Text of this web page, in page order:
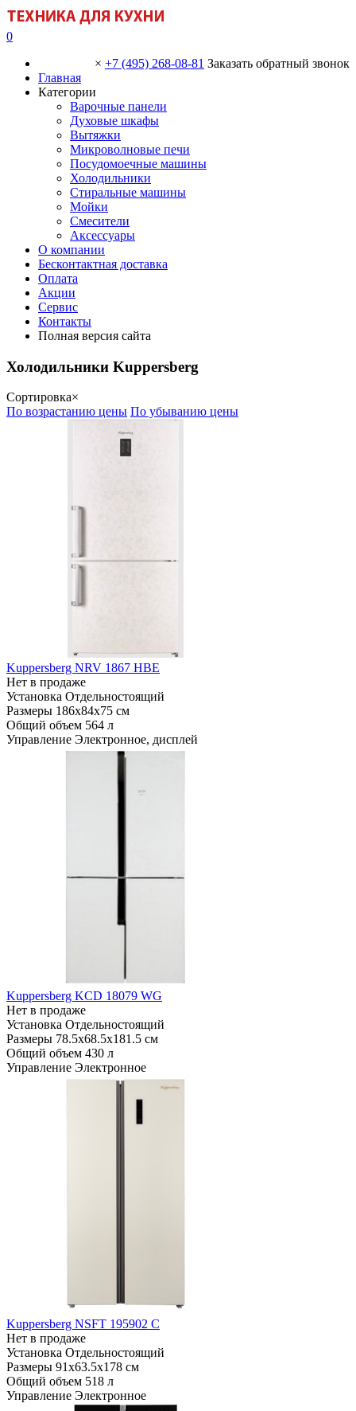
0
× +7 (495) 268-08-81 Заказать обратный звонок
Главная
Категории
Варочные панели
Духовые шкафы
Вытяжки
Микроволновые печи
Посудомоечные машины
Холодильники
Стиральные машины
Мойки
Смесители
Аксессуары
О компании
Бесконтактная доставка
Оплата
Акции
Сервис
Контакты
Полная версия сайта
Холодильники Kuppersberg
Сортировка×
По возрастанию цены По убыванию цены
Kuppersberg NRV 1867 HBE
Нет в продаже
Установка Отдельностоящий
Размеры 186х84х75 см
Общий объем 564 л
Управление Электронное, дисплей
Kuppersberg KCD 18079 WG
Нет в продаже
Установка Отдельностоящий
Размеры 78.5x68.5x181.5 см
Общий объем 430 л
Управление Электронное
Kuppersberg NSFT 195902 C
Нет в продаже
Установка Отдельностоящий
Размеры 91x63.5x178 см
Общий объем 518 л
Управление Электронное